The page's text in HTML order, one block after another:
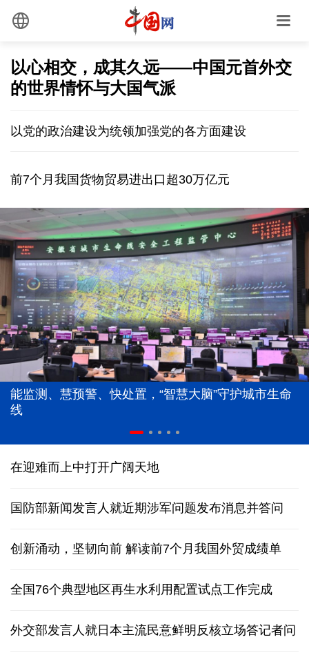
以心相交，成其久远——中国元首外交
的世界情怀与大国气派
以党的政治建设为统领加强党的各方面建设
前7个月我国货物贸易进出口超30万亿元
能监测、慧预警、快处置，“智慧大脑”守护城市生命
线
在迎难而上中打开广阔天地
国防部新闻发言人就近期涉军问题发布消息并答问
创新涌动，坚韧向前 解读前7个月我国外贸成绩单
全国76个典型地区再生水利用配置试点工作完成
外交部发言人就日本主流民意鲜明反核立场答记者问